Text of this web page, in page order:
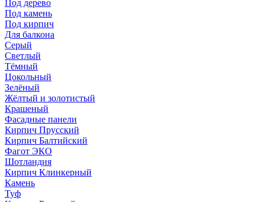
Под дерево
Под камень
Под кирпич
Для балкона
Серый
Светлый
Тёмный
Цокольный
Зелёный
Жёлтый и золотистый
Крашеный
Фасадные панели
Кирпич Прусский
Кирпич Балтийский
Фагот ЭКО
Шотландия
Кирпич Клинкерный
Камень
Туф